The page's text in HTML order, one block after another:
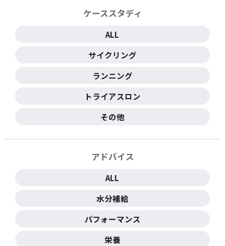
ケーススタディ
ALL
サイクリング
ランニング
トライアスロン
その他
アドバイス
ALL
水分補給
パフォーマンス
栄養